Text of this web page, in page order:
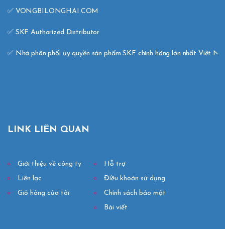
✅ VONGBILONGHAI.COM
✅ SKF Authorized Distributor
✅ Nhà phân phối ủy quyền sản phẩm SKF chính hãng lớn nhất Việt
LINK LIÊN QUAN
Giới thiệu về công ty
Liên lạc
Giỏ hàng của tôi
Hỗ trợ
Điều khoản sử dụng
Chính sách bảo mật
Bài viết